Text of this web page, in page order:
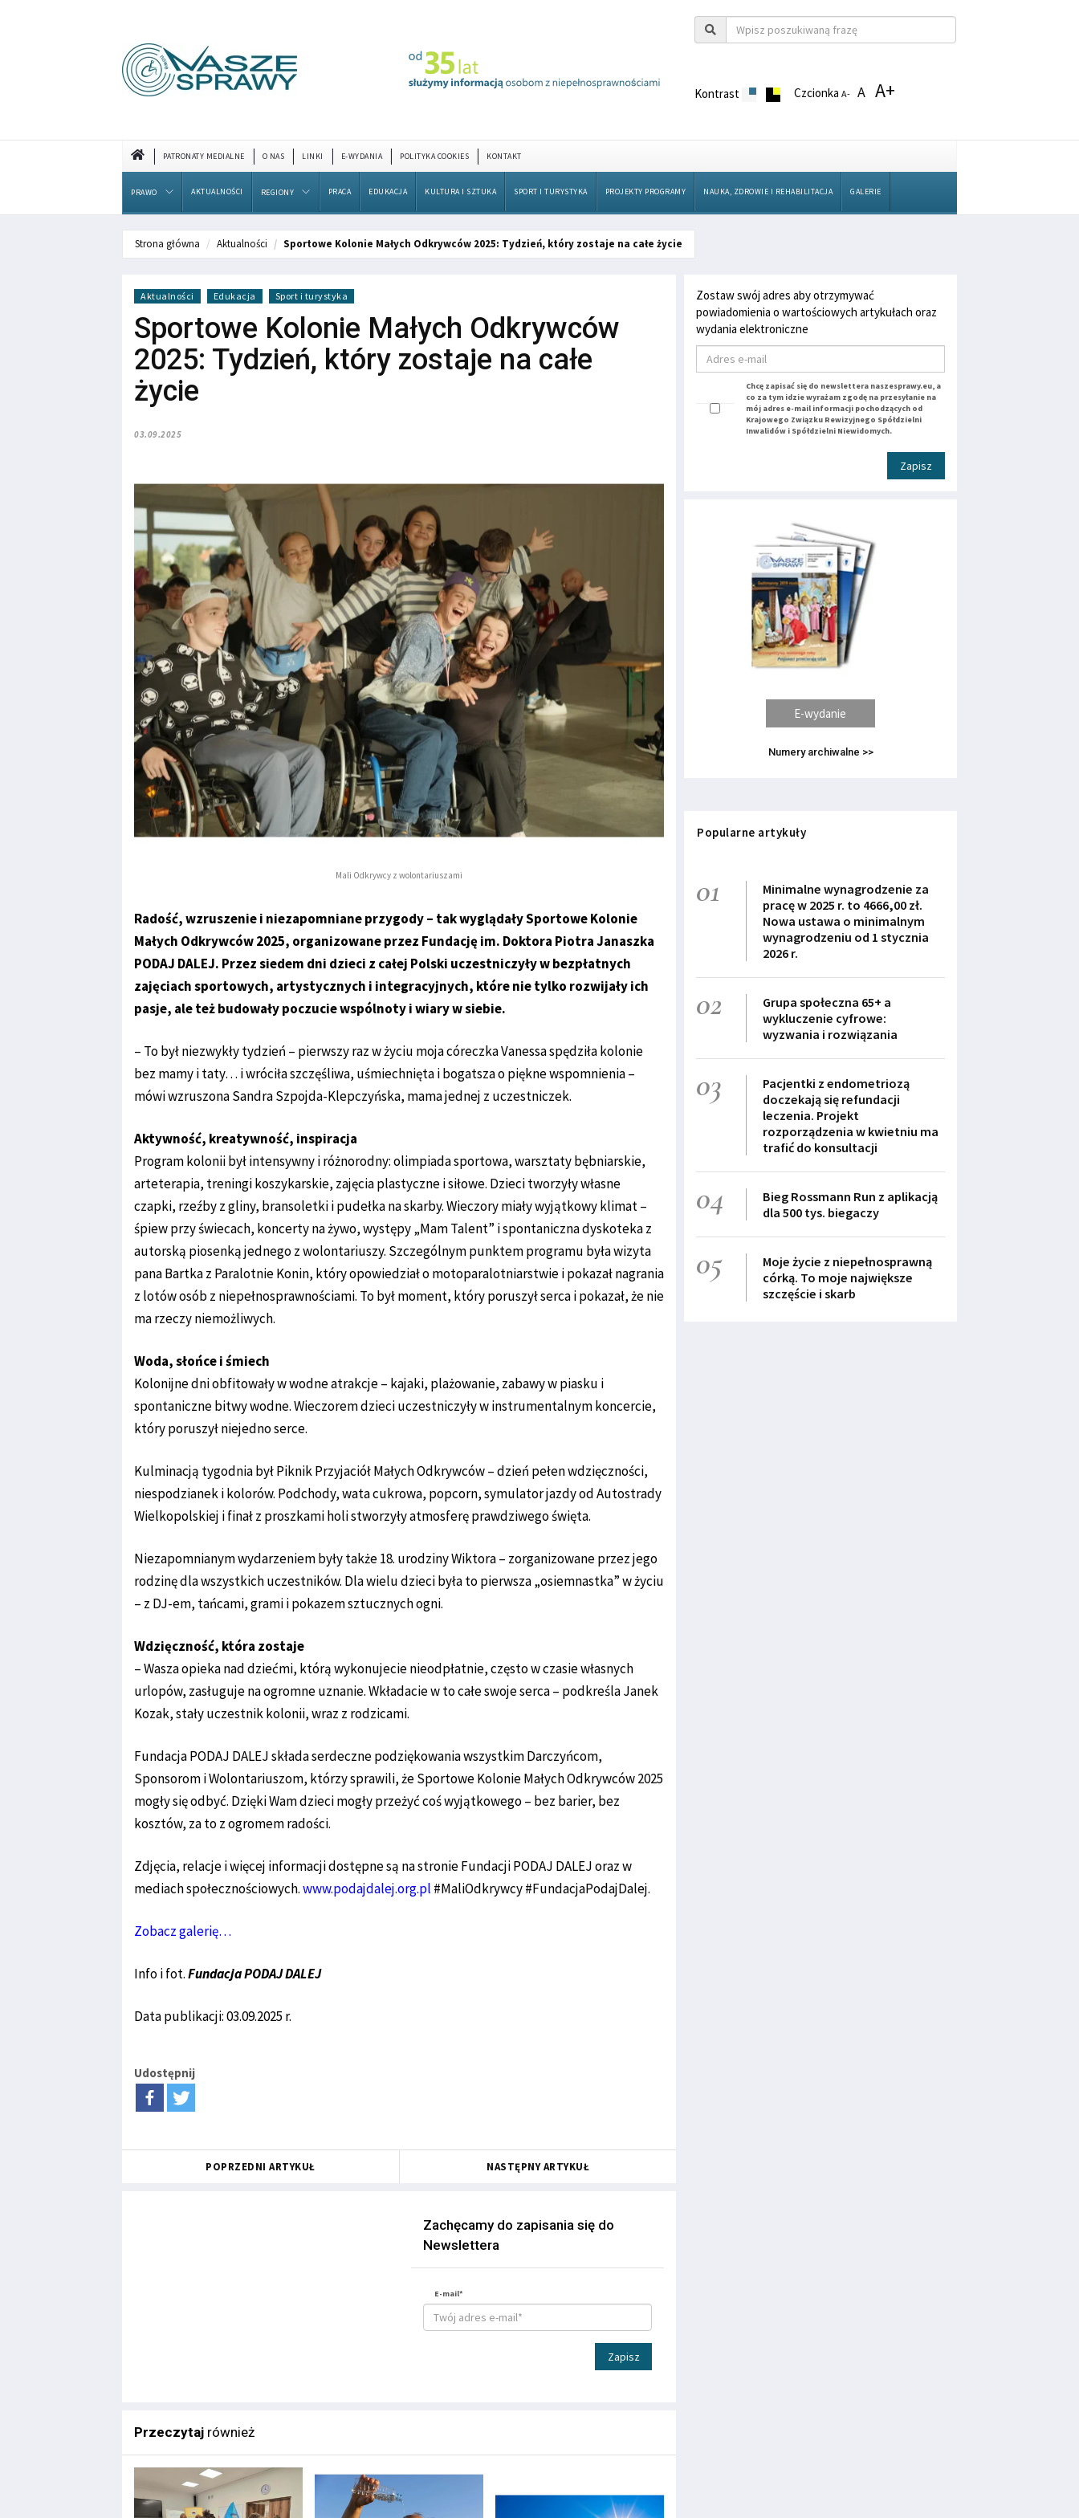
Kontrast CzcionkaA- A A+
PATRONATY MEDIALNE O NAS LINKI E-WYDANIA POLITYKA COOKIES KONTAKT
PRAWO AKTUALNOŚCI REGIONY PRACA EDUKACJA KULTURA I SZTUKA SPORT I TURYSTYKA PROJEKTY PROGRAMY NAUKA, ZDROWIE I REHABILITACJA GALERIE
Strona główna Aktualności Sportowe Kolonie Małych Odkrywców 2025: Tydzień, który zostaje na całe życie
Aktualności Edukacja Sport i turystyka
Sportowe Kolonie Małych Odkrywców
2025: Tydzień, który zostaje na całe
życie
03.09.2025
Mali Odkrywcy z wolontariuszami
Radość, wzruszenie i niezapomniane przygody – tak wyglądały Sportowe Kolonie
Małych Odkrywców 2025, organizowane przez Fundację im. Doktora Piotra Janaszka
PODAJ DALEJ. Przez siedem dni dzieci z całej Polski uczestniczyły w bezpłatnych
zajęciach sportowych, artystycznych i integracyjnych, które nie tylko rozwijały ich
pasje, ale też budowały poczucie wspólnoty i wiary w siebie.
– To był niezwykły tydzień – pierwszy raz w życiu moja córeczka Vanessa spędziła kolonie
bez mamy i taty… i wróciła szczęśliwa, uśmiechnięta i bogatsza o piękne wspomnienia –
mówi wzruszona Sandra Szpojda-Klepczyńska, mama jednej z uczestniczek.
Aktywność, kreatywność, inspiracja
Program kolonii był intensywny i różnorodny: olimpiada sportowa, warsztaty bębniarskie,
arteterapia, treningi koszykarskie, zajęcia plastyczne i siłowe. Dzieci tworzyły własne
czapki, rzeźby z gliny, bransoletki i pudełka na skarby. Wieczory miały wyjątkowy klimat –
śpiew przy świecach, koncerty na żywo, występy „Mam Talent” i spontaniczna dyskoteka z
autorską piosenką jednego z wolontariuszy. Szczególnym punktem programu była wizyta
pana Bartka z Paralotnie Konin, który opowiedział o motoparalotniarstwie i pokazał nagrania
z lotów osób z niepełnosprawnościami. To był moment, który poruszył serca i pokazał, że nie
ma rzeczy niemożliwych.
Woda, słońce i śmiech
Kolonijne dni obfitowały w wodne atrakcje – kajaki, plażowanie, zabawy w piasku i
spontaniczne bitwy wodne. Wieczorem dzieci uczestniczyły w instrumentalnym koncercie,
który poruszył niejedno serce.
Kulminacją tygodnia był Piknik Przyjaciół Małych Odkrywców – dzień pełen wdzięczności,
niespodzianek i kolorów. Podchody, wata cukrowa, popcorn, symulator jazdy od Autostrady
Wielkopolskiej i finał z proszkami holi stworzyły atmosferę prawdziwego święta.
Niezapomnianym wydarzeniem były także 18. urodziny Wiktora – zorganizowane przez jego
rodzinę dla wszystkich uczestników. Dla wielu dzieci była to pierwsza „osiemnastka” w życiu
– z DJ-em, tańcami, grami i pokazem sztucznych ogni.
Wdzięczność, która zostaje
– Wasza opieka nad dziećmi, którą wykonujecie nieodpłatnie, często w czasie własnych
urlopów, zasługuje na ogromne uznanie. Wkładacie w to całe swoje serca – podkreśla Janek
Kozak, stały uczestnik kolonii, wraz z rodzicami.
Fundacja PODAJ DALEJ składa serdeczne podziękowania wszystkim Darczyńcom,
Sponsorom i Wolontariuszom, którzy sprawili, że Sportowe Kolonie Małych Odkrywców 2025
mogły się odbyć. Dzięki Wam dzieci mogły przeżyć coś wyjątkowego – bez barier, bez
kosztów, za to z ogromem radości.
Zdjęcia, relacje i więcej informacji dostępne są na stronie Fundacji PODAJ DALEJ oraz w
mediach społecznościowych.www.podajdalej.org.pl #MaliOdkrywcy #FundacjaPodajDalej.
Zobacz galerię…
Info i fot.Fundacja PODAJ DALEJ
Data publikacji: 03.09.2025 r.
Udostępnij
POPRZEDNI ARTYKUŁ NASTĘPNY ARTYKUŁ
Zachęcamy do zapisania się do
Newslettera
E-mail*
Zapisz
Przeczytaj również
Zostaw swój adres aby otrzymywać
powiadomienia o wartościowych artykułach oraz
wydania elektroniczne
Chcę zapisać się do newslettera naszesprawy.eu, a
co za tym idzie wyrażam zgodę na przesyłanie na
mój adres e-mail informacji pochodzących od
Krajowego Związku Rewizyjnego Spółdzielni
Inwalidów i Spółdzielni Niewidomych.
Zapisz
E-wydanie
Numery archiwalne >>
Popularne artykuły
01
Minimalne wynagrodzenie za
pracę w 2025 r. to 4666,00 zł.
Nowa ustawa o minimalnym
wynagrodzeniu od 1 stycznia
2026 r.
02
Grupa społeczna 65+ a
wykluczenie cyfrowe:
wyzwania i rozwiązania
03
Pacjentki z endometriozą
doczekają się refundacji
leczenia. Projekt
rozporządzenia w kwietniu ma
trafić do konsultacji
04
Bieg Rossmann Run z aplikacją
dla 500 tys. biegaczy
05
Moje życie z niepełnosprawną
córką. To moje największe
szczęście i skarb